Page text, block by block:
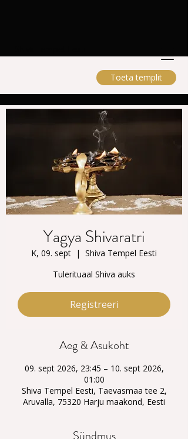
Toeta templit
Yagya Shivaratri
K, 09. sept
  |
Shiva Tempel Eesti
Tulerituaal Shiva auks
Registreeri
Aeg & Asukoht
09. sept 2026, 23:45 – 10. sept 2026,
01:00
Shiva Tempel Eesti, Taevasmaa tee 2,
Aruvalla, 75320 Harju maakond, Eesti